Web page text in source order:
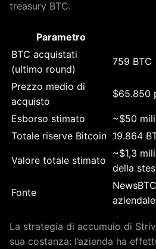
treasury BTC.
Parametro
BTC acquistati
(ultimo round)
759 BTC
Prezzo medio di
acquisto
$65.850
Esborso stimato
~$50
Totale riserve Bitcoin 19.864
Valore totale stimato
~$1,3
della
Fonte
La strategia di accumulo di
sua costanza: l’azienda ha